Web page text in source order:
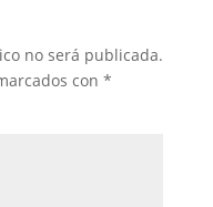
no será publicada.
con *